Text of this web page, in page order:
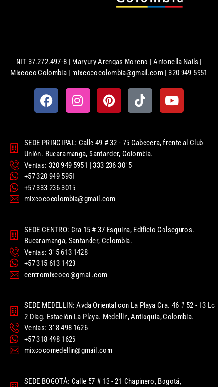
NIT 37.272.497-8 | Maryury Arengas Moreno | Antonella Nails |
Mixcoco Colombia | mixcococolombia@gmail.com | 320 949 5951
SEDE PRINCIPAL: Calle 49 # 32 - 75 Cabecera, frente al Club
Unión. Bucaramanga, Santander, Colombia.
Ventas: 320 949 5951 | 333 236 3015
+57 320 949 5951
+57 333 236 3015
mixcococolombia@gmail.com
SEDE CENTRO: Cra 15 # 37 Esquina, Edificio Colseguros.
Bucaramanga, Santander, Colombia.
Ventas: 315 613 1428
+57 315 613 1428
centromixcoco@gmail.com
SEDE MEDELLIN: Avda Oriental con La Playa Cra. 46 # 52 - 13 Lc
2 Diag. Estación La Playa. Medellín, Antioquia, Colombia.
Ventas: 318 498 1626
+57 318 498 1626
mixcocomedellin@gmail.com
SEDE BOGOTÁ: Calle 57 # 13 - 21 Chapinero, Bogotá,